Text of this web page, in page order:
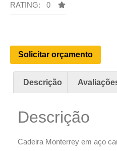
RATING: 0
Solicitar orçamento
Descrição
Descrição
Cadeira Monterrey em aço